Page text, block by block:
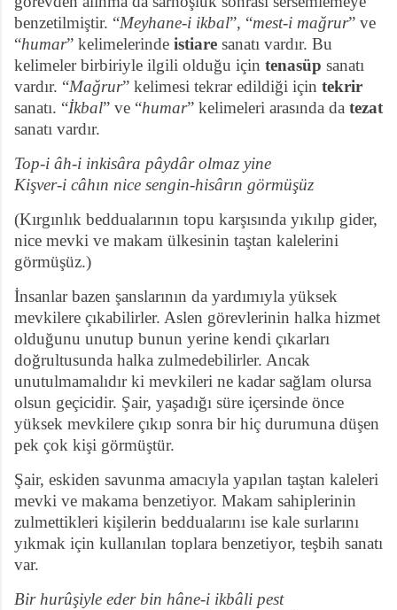
benzetilmiştir. “Meyhane-i ikbal”, “mest-i mağrur” ve
“humar” kelimelerinde istiare sanatı vardır. Bu
kelimeler birbiriyle ilgili olduğu için tenasüp sanatı
vardır. “Mağrur” kelimesi tekrar edildiği için tekrir
sanatı. “İkbal” ve “humar” kelimeleri arasında da tezat
sanatı vardır.
Top-i âh-i inkisâra pâydâr olmaz yine
Kişver-i câhın nice sengin-hisârın görmüşüz
(Kırgınlık beddualarının topu karşısında yıkılıp gider,
nice mevki ve makam ülkesinin taştan kalelerini
görmüşüz.)
İnsanlar bazen şanslarının da yardımıyla yüksek
mevkilere çıkabilirler. Aslen görevlerinin halka hizmet
olduğunu unutup bunun yerine kendi çıkarları
doğrultusunda halka zulmedebilirler. Ancak
unutulmamalıdır ki mevkileri ne kadar sağlam olursa
olsun geçicidir. Şair, yaşadığı süre içersinde önce
yüksek mevkilere çıkıp sonra bir hiç durumuna düşen
pek çok kişi görmüştür.
Şair, eskiden savunma amacıyla yapılan taştan kaleleri
mevki ve makama benzetiyor. Makam sahiplerinin
zulmettikleri kişilerin beddualarını ise kale surlarını
yıkmak için kullanılan toplara benzetiyor, teşbih sanatı
var.
Bir hurûşiyle eder bin hâne-i ikbâli pest